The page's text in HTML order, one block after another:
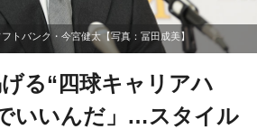
トバンク・今宮健太【写真：冨田成美】
る“四球キャリアハ
いいんだ」…スタイル